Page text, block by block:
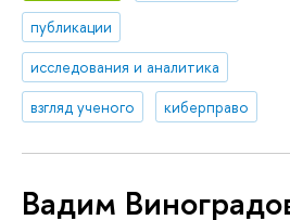
публикации
исследования и аналитика
взгляд ученого
киберправо
Вадим